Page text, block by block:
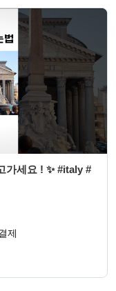
가세요 ! ✨ #italy #
제